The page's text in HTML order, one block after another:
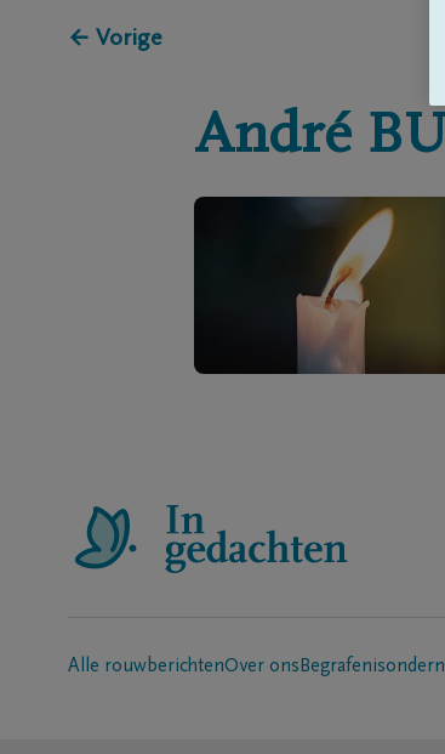
← Vorige
André
Alle rouwberichtenOver ons